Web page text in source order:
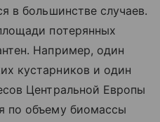
в большинстве случаев.
потерянных
Например, один
кустарников и один
Центральной Европы
по объему биомассы